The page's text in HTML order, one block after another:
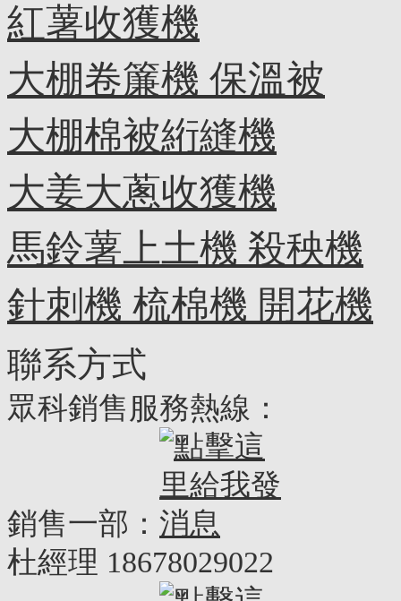
紅薯收獲機
大棚卷簾機 保溫被
大棚棉被絎縫機
大姜大蔥收獲機
馬鈴薯上土機 殺秧機
針刺機 梳棉機 開花機
聯系方式
眾科銷售服務熱線：
銷售一部：
杜經理 18678029022